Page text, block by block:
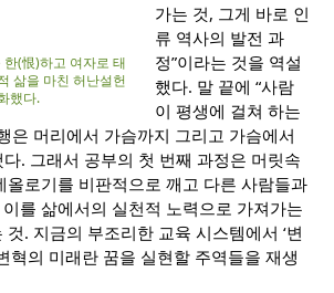
(恨)하고 여자로 태
삶을 마친 허난설헌
했다.
가는 것, 그게 바로 인
류 역사의 발전 과
정”이라는 것을 역설
했다. 말 끝에 “사람
이 평생에 걸쳐 하는
은 머리에서 가슴까지 그리고 가슴에서
다. 그래서 공부의 첫 번째 과정은 머릿속
올로기를 비판적으로 깨고 다른 사람들과
를 삶에서의 실천적 노력으로 가져가는
. 지금의 부조리한 교육 시스템에서 ‘변
혁의 미래란 꿈을 실현할 주역들을 재생